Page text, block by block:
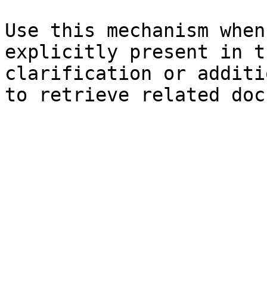
Use this mechanism
explicitly present in
clarification or